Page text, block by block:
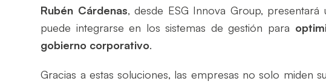
Rubén Cárdenas, desde ESG Innova Group,
puede integrarse en los sistemas de gestión para
gobierno corporativo.
Gracias a estas soluciones, las empresas no solo miden